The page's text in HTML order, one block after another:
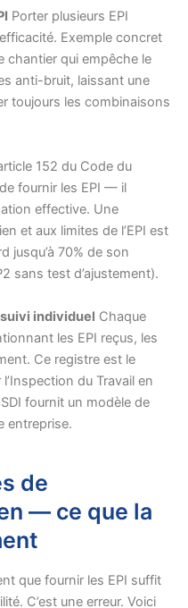
Porter plusieurs EPI
Exemple concret
chantier qui empêche le
anti-bruit, laissant une
toujours les combinaisons
152 du Code du
fournir les EPI — il
effective. Une
et aux limites de l’EPI est
jusqu’à 70% de son
sans test d’ajustement).
individuel Chaque
les EPI reçus, les
Ce registre est le
du Travail en
fournit un modèle de
entreprise.
de
— ce que la
que fournir les EPI suffit
C’est une erreur. Voici